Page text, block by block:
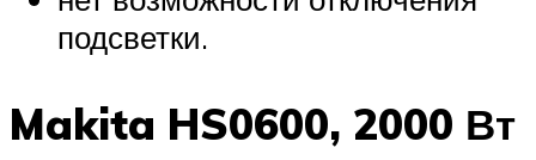
подсветки.
Makita HS0600, 2000 Вт